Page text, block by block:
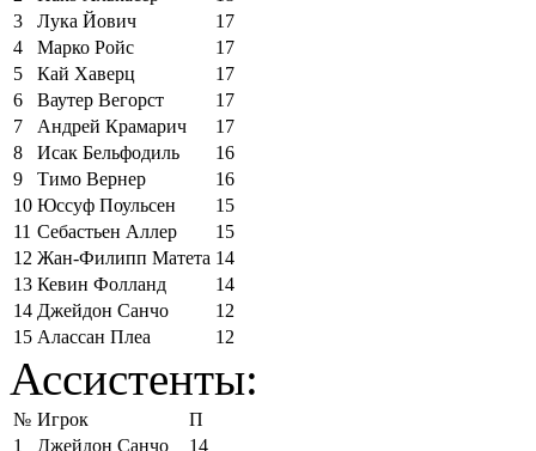
3
Лука Йович
17
4
Марко Ройс
17
5
Кай Хаверц
17
6
Ваутер Вегорст
17
7
Андрей Крамарич
17
8
Исак Бельфодиль
16
9
Тимо Вернер
16
10 Юссуф Поульсен
15
11 Себастьен Аллер
15
12 Жан-Филипп Матета 14
13 Кевин Фолланд
14
14 Джейдон Санчо
12
15 Алассан Плеа 12
Ассистенты:
№ Игрок
П
1
Джейдон Санчо
14